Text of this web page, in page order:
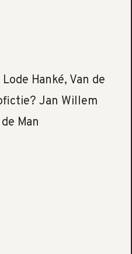
Hanké, Van de
Jan Willem
Man